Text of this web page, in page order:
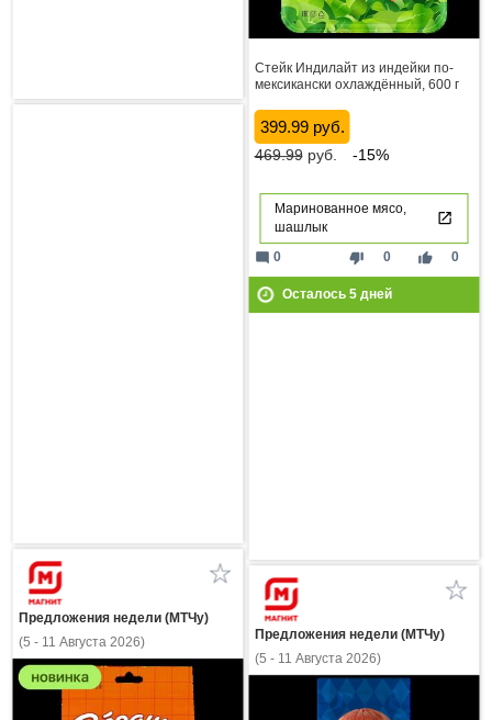
Стейк Индилайт из индейки по-
мексикански охлаждённый, 600 г
399.99 руб.
469.99руб. -15%
Маринованное мясо,
шашлык
thumb_down 0 thumb_up 0
mode_comment 0
Осталось 5дней
Предложения недели (МТЧу)
(5 - 11 Августа 2026)
Предложения недели (МТЧу)
(5 - 11 Августа 2026)